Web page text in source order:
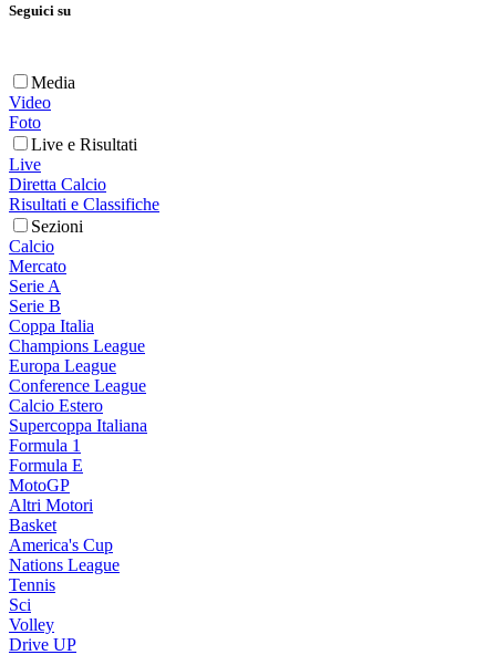
Seguici su
Media
Video
Foto
Live e Risultati
Live
Diretta Calcio
Risultati e Classifiche
Sezioni
Calcio
Mercato
Serie A
Serie B
Coppa Italia
Champions League
Europa League
Conference League
Calcio Estero
Supercoppa Italiana
Formula 1
Formula E
MotoGP
Altri Motori
Basket
America's Cup
Nations League
Tennis
Sci
Volley
Drive UP